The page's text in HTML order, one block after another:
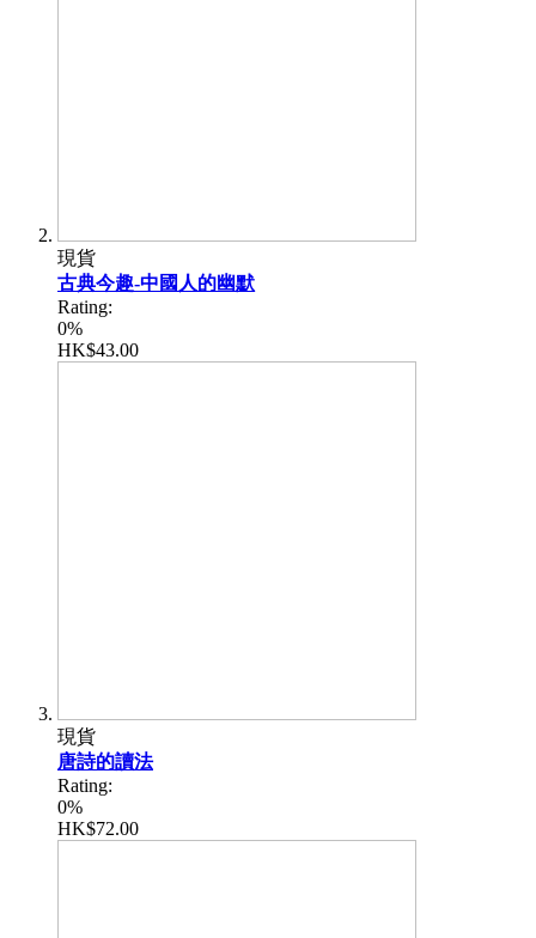
現貨
古典今趣-中國人的幽默
Rating:
0%
HK$43.00
現貨
唐詩的讀法
Rating:
0%
HK$72.00